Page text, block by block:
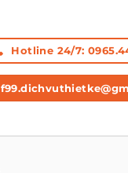
Hotline 24/7: